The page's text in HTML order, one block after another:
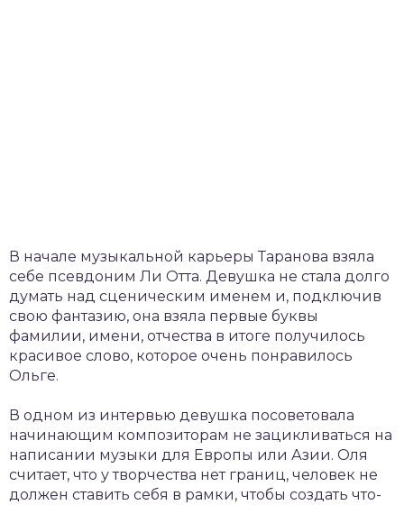
В начале музыкальной карьеры Таранова взяла
себе псевдоним Ли Отта. Девушка не стала долго
думать над сценическим именем и, подключив
свою фантазию, она взяла первые буквы
фамилии, имени, отчества в итоге получилось
красивое слово, которое очень понравилось
Ольге.
В одном из интервью девушка посоветовала
начинающим композиторам не зацикливаться на
написании музыки для Европы или Азии. Оля
считает, что у творчества нет границ, человек не
должен ставить себя в рамки, чтобы создать что-